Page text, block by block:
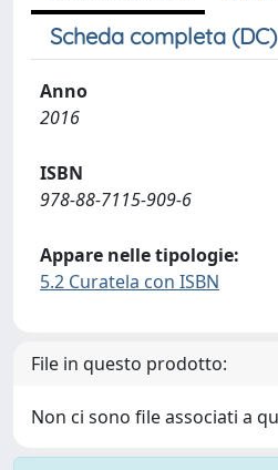
Scheda completa (DC)
Anno
2016
ISBN
978-88-7115-909-6
Appare nelle tipologie:
5.2 Curatela con ISBN
File in questo prodotto:
Non ci sono file associati a